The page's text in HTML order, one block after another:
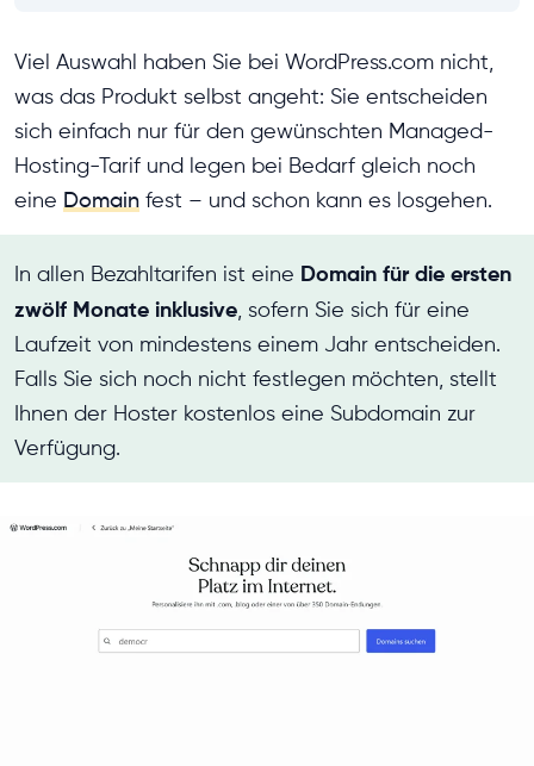
Viel Auswahl haben Sie bei WordPress.com nicht,
was das Produkt selbst angeht: Sie entscheiden
sich einfach nur für den gewünschten Managed-
Hosting-Tarif und legen bei Bedarf gleich noch
eine Domain fest – und schon kann es losgehen.
In allen Bezahltarifen ist eine Domain für die ersten
zwölf Monate inklusive, sofern Sie sich für eine
Laufzeit von mindestens einem Jahr entscheiden.
Falls Sie sich noch nicht festlegen möchten, stellt
Ihnen der Hoster kostenlos eine Subdomain zur
Verfügung.